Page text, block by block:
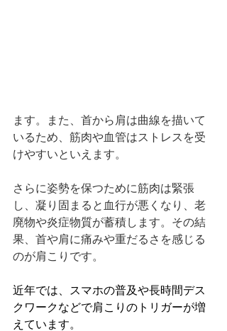
ます。また、首から肩は曲線を描いて
いるため、筋肉や血管はストレスを受
けやすいといえます。
さらに姿勢を保つために筋肉は緊張
し、凝り固まると血行が悪くなり、老
廃物や炎症物質が蓄積します。その結
果、首や肩に痛みや重だるさを感じる
のが肩こりです。
近年では、スマホの普及や長時間デス
クワークなどで肩こりのトリガーが増
えています。